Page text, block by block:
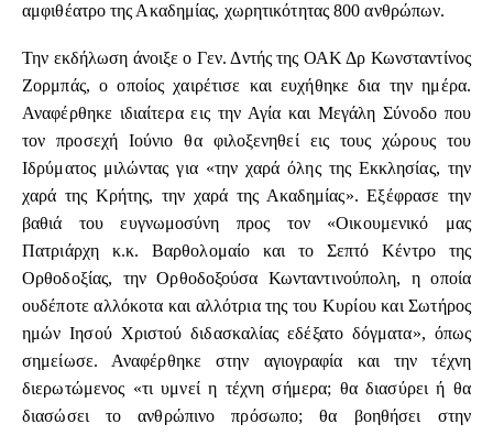
αμφιθέατρο της Ακαδημίας, χωρητικότητας 800 ανθρώπων.
Την εκδήλωση άνοιξε ο Γεν. Δντής της ΟΑΚ Δρ Κωνσταντίνος
Ζορμπάς, ο οποίος χαιρέτισε και ευχήθηκε δια την ημέρα.
Αναφέρθηκε ιδιαίτερα εις την Αγία και Μεγάλη Σύνοδο που
τον προσεχή Ιούνιο θα φιλοξενηθεί εις τους χώρους του
Ιδρύματος μιλώντας για «την χαρά όλης της Εκκλησίας, την
χαρά της Κρήτης, την χαρά της Ακαδημίας». Εξέφρασε την
βαθιά του ευγνωμοσύνη προς τον «Οικουμενικό μας
Πατριάρχη κ.κ. Βαρθολομαίο και το Σεπτό Κέντρο της
Ορθοδοξίας, την Ορθοδοξούσα Κωνταντινούπολη, η οποία
ουδέποτε αλλόκοτα και αλλότρια της του Κυρίου και Σωτήρος
ημών Ιησού Χριστού διδασκαλίας εδέξατο δόγματα», όπως
σημείωσε. Αναφέρθηκε στην αγιογραφία και την τέχνη
διερωτώμενος «τι υμνεί η τέχνη σήμερα; θα διασύρει ή θα
διασώσει το ανθρώπινο πρόσωπο; θα βοηθήσει στην